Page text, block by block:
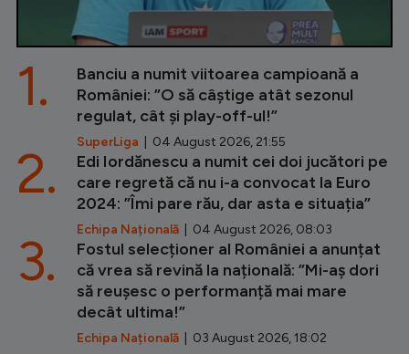
Banciu a numit viitoarea campioană a
României: ”O să câștige atât sezonul
regulat, cât și play-off-ul!”
SuperLiga | 04 August 2026, 21:55
1.
Edi Iordănescu a numit cei doi jucători pe
care regretă că nu i-a convocat la Euro
2024: ”Îmi pare rău, dar asta e situația”
Echipa Națională | 04 August 2026, 08:03
2.
Fostul selecționer al României a anunțat
că vrea să revină la națională: ”Mi-aș dori
să reușesc o performanță mai mare
decât ultima!”
Echipa Națională | 03 August 2026, 18:02
3.